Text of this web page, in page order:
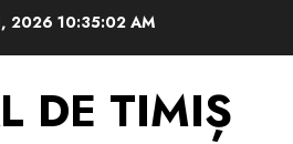
2026 10:35:03 AM
DE TIMIȘ